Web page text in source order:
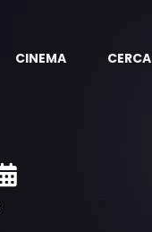
CINEMA CERCA